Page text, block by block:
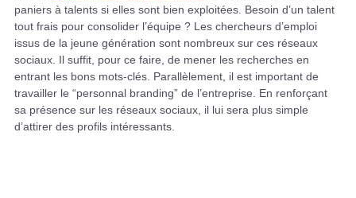
paniers à talents si elles sont bien exploitées. Besoin d’un talent
tout frais pour consolider l’équipe ? Les chercheurs d’emploi
issus de la jeune génération sont nombreux sur ces réseaux
sociaux. Il suffit, pour ce faire, de mener les recherches en
entrant les bons mots-clés. Parallèlement, il est important de
travailler le “personnal branding” de l’entreprise. En renforçant
sa présence sur les réseaux sociaux, il lui sera plus simple
d’attirer des profils intéressants.